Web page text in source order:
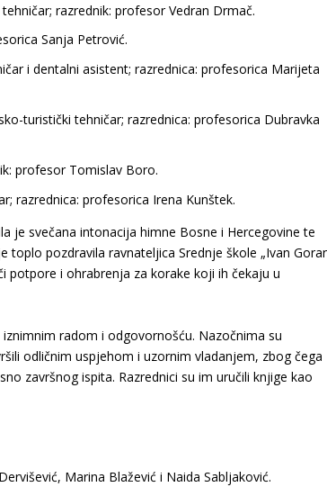
razrednik: profesor Vedran Drmač.
Sanja Petrović.
i dentalni asistent; razrednica: profesorica Marijeta
turistički tehničar; razrednica: profesorica Dubravka
profesor Tomislav Boro.
razrednica: profesorica Irena Kunštek.
je svečana intonacija himne Bosne i Hercegovine te
pozdravila ravnateljica Srednje škole „Ivan
potpore i ohrabrenja za korake koji ih čekaju u
radom i odgovornošću. Nazočnima su
odličnim uspjehom i uzornim vladanjem, zbog čega
završnog ispita. Razrednici su im uručili knjige kao
Marina Blažević i Naida Sabljaković.